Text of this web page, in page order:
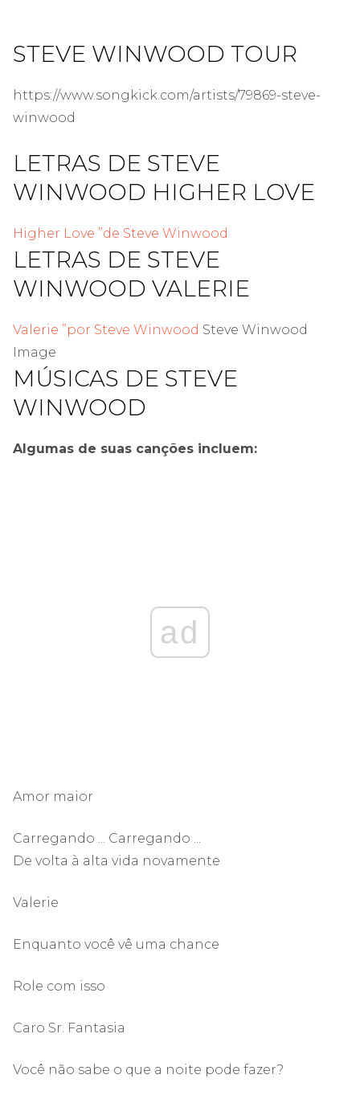
STEVE WINWOOD TOUR
https://www.songkick.com/artists/79869-steve-
winwood
LETRAS DE STEVE
WINWOOD HIGHER LOVE
Higher Love ”de Steve Winwood
LETRAS DE STEVE
WINWOOD VALERIE
Valerie ”por Steve Winwood Steve Winwood
Image
MÚSICAS DE STEVE
WINWOOD
Algumas de suas canções incluem:
ad
Amor maior
Carregando ... Carregando ...
De volta à alta vida novamente
Valerie
Enquanto você vê uma chance
Role com isso
Caro Sr. Fantasia
Você não sabe o que a noite pode fazer?